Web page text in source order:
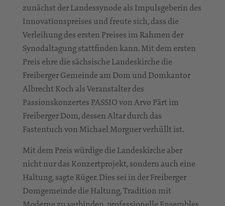
zunächst der Landessynode als Impulsgeberin des
Innovationspreises und freute sich, dass die
Verleihung des ersten Preises im Rahmen der
Synodaltagung stattfinden kann. Mit dem ersten
Preis ehre die sächsische Landeskirche die
Freiberger Gemeinde am Dom und Domkantor
Albrecht Koch als Veranstalter des
Passionskonzertes PASSIO von Arvo Pärt im
Freiberger Dom, dessen Altar durch das
Fastentuch von Michael Morgner verhüllt ist.
Mit dem Preis würdige die Landeskirche aber
nicht nur das Konzertprojekt, sondern auch eine
Haltung, sagte Rüger. Dies sei in der Freiberger
Domgemeinde die Haltung, Tradition mit
Moderne zu verbinden, professionelle Ensembles